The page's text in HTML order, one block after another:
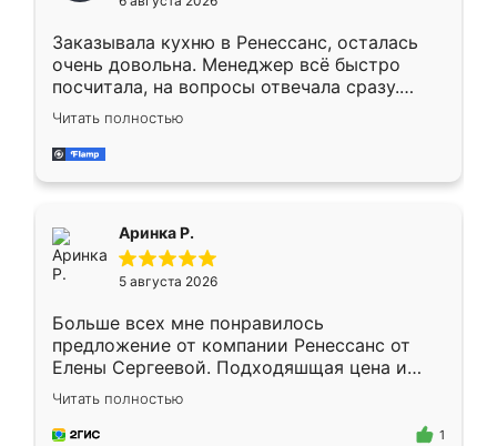
мебели буду заказывать только здесь.
Заказывала кухню в Ренессанс, осталась
очень довольна. Менеджер всё быстро
посчитала, на вопросы отвечала сразу.
Замерщик приехал в субботу, подошёл к
делу со всей ответственностью. Собрали
за день, ребята работали аккуратно, даже
Читать полностью
Аринка Р.
5 августа 2026
Больше всех мне понравилось
предложение от компании Ренессанс от
Елены Сергеевой. Подходяшщая цена и
короткие сроки изготовления. Приехавший
для замера сотрудник Владислав
предложил по моему эскизу самый
Читать полностью
1